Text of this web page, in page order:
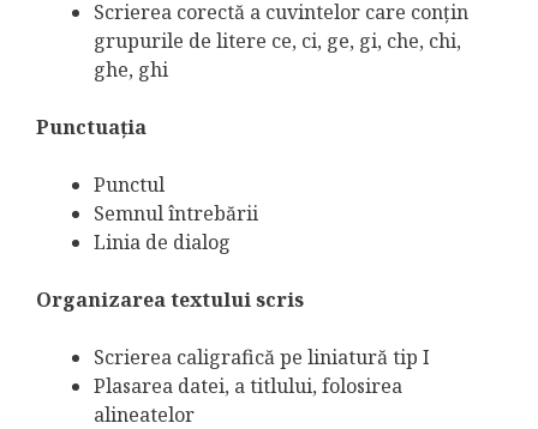
Scrierea corectă a cuvintelor care conţin
grupurile de litere ce, ci, ge, gi, che, chi,
ghe, ghi
Punctuaţia
Punctul
Semnul întrebării
Linia de dialog
Organizarea textului scris
Scrierea caligrafică pe liniatură tip I
Plasarea datei, a titlului, folosirea
alineatelor